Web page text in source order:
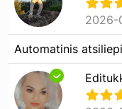
2026-
Automatinis